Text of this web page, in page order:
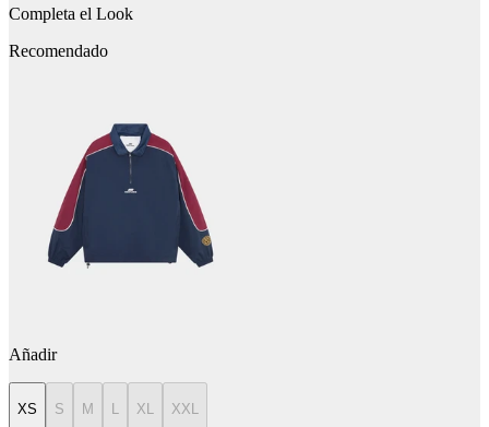
Completa el Look
Recomendado
Añadir
XS S M L XL XXL